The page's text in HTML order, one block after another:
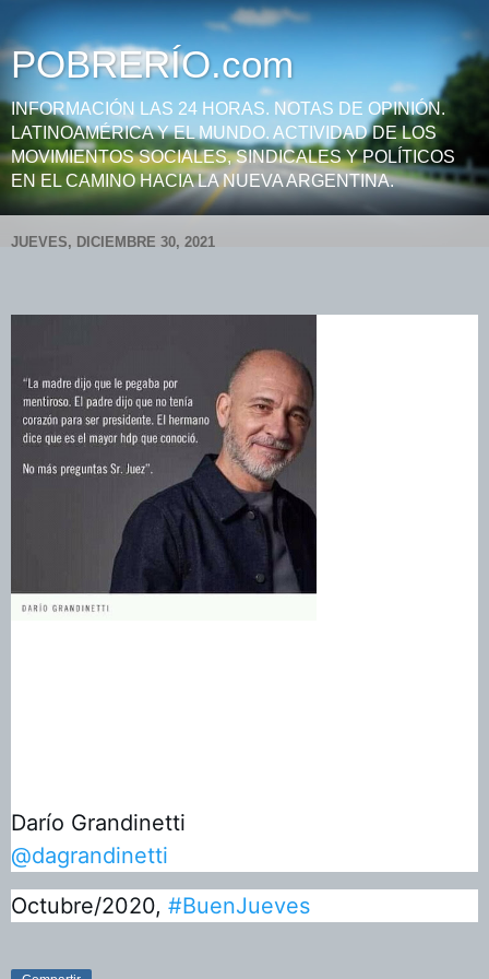
POBRERÍO.com
INFORMACIÓN LAS 24 HORAS. NOTAS DE OPINIÓN.
LATINOAMÉRICA Y EL MUNDO. ACTIVIDAD DE LOS
MOVIMIENTOS SOCIALES, SINDICALES Y POLÍTICOS
EN EL CAMINO HACIA LA NUEVA ARGENTINA.
JUEVES, DICIEMBRE 30, 2021
Darío Grandinetti
@dagrandinetti
Octubre/2020, #BuenJueves